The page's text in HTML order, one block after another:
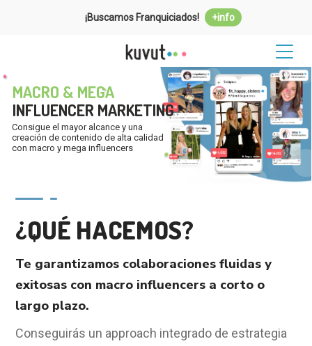
¡Buscamos Franquiciados! +info
Consigue el mayor alcance y una
creación de contenido de alta calidad
con macro y mega influencers
MACRO & MEGA
INFLUENCER MARKETING
¿QUÉ HACEMOS?
Te garantizamos colaboraciones fluidas y
exitosas con macro influencers a corto o
largo plazo.
Conseguirás un approach integrado de estrategia